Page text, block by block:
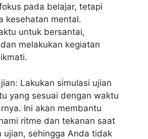
pada belajar, tetapi
kesehatan mental.
untuk bersantai,
melakukan kegiatan
Lakukan simulasi ujian
yang sesuai dengan waktu
Ini akan membantu
ritme dan tekanan saat
ujian, sehingga Anda tidak